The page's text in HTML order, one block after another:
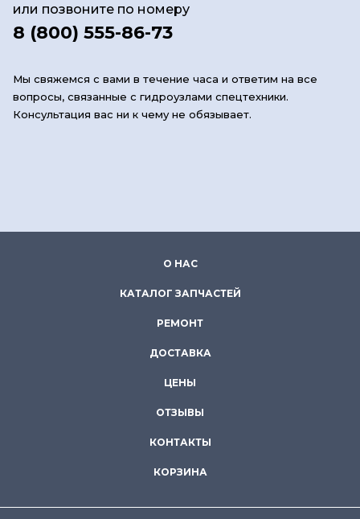
или позвоните по номеру
8 (800) 555-86-73
Мы свяжемся с вами в течение часа и ответим на все
вопросы, связанные с гидроузлами спецтехники.
Консультация вас ни к чему не обязывает.
О НАС
КАТАЛОГ ЗАПЧАСТЕЙ
РЕМОНТ
ДОСТАВКА
ЦЕНЫ
ОТЗЫВЫ
КОНТАКТЫ
КОРЗИНА